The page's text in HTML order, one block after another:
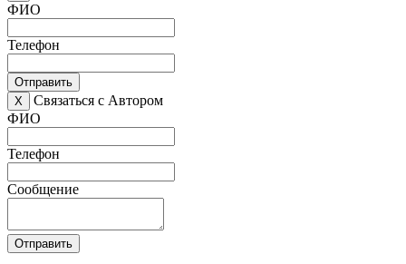
ФИО
Телефон
Отправить
X
Связаться с Автором
ФИО
Телефон
Сообщение
Отправить